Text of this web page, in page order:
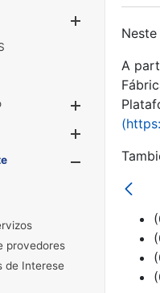
provedores
de Interese
A